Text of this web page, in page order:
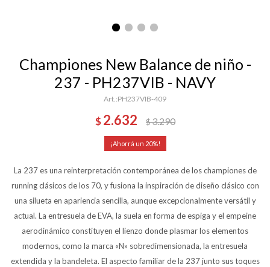
Championes New Balance de niño -
237 - PH237VIB - NAVY
PH237VIB-409
$ 2.632 $3.290
20
La 237 es una reinterpretación contemporánea de los championes de
running clásicos de los 70, y fusiona la inspiración de diseño clásico con
una silueta en apariencia sencilla, aunque excepcionalmente versátil y
actual. La entresuela de EVA, la suela en forma de espiga y el empeine
aerodinámico constituyen el lienzo donde plasmar los elementos
modernos, como la marca «N» sobredimensionada, la entresuela
extendida y la bandeleta. El aspecto familiar de la 237 junto sus toques